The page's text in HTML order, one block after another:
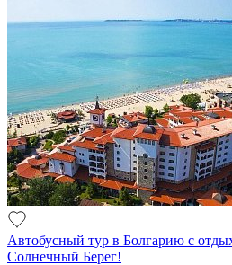
Автобусный тур в Болгарию с
Солнечный Берег!